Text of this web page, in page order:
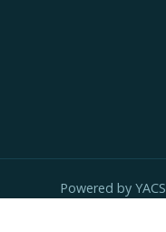
Powered by YACS